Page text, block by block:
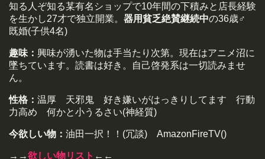
知る人ぞ知る某有名ショップで10年間の下積みと店長経験
を生かし27才で独立開業。 器用貧乏絶賛継続中の36歳♂
既婚(子供4名)
趣味： 興味が湧いた物は手当たり次第。現在はアニメ沼に
墜ちています。読書は好き。自己啓発系は一切読みませ
ん。
性格： 温厚 天邪鬼 好き嫌いがはっきりしてます 行動
力高め 何かと小うるさい(神経質)
今欲しい物： 油田一択！！(冗談) AmazonFireTV()
→→欲しい物リスト ←←